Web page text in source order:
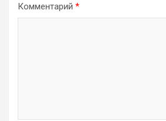
Комментарий *